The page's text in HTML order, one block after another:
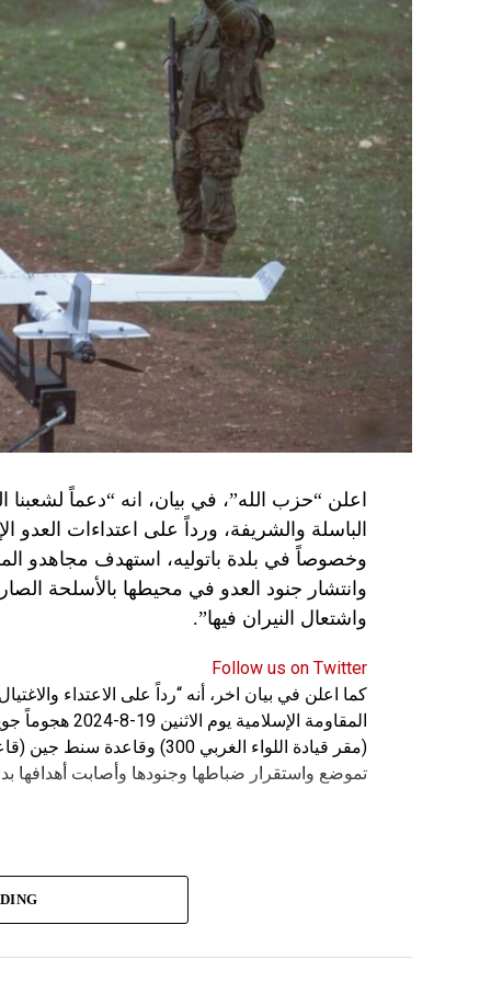
اعلن “حزب الله”، في بيان، انه “دعماً
الباسلة ‌‏‌‏‌والشريفة، ورداً على اعتداءات العدو
وانتشار جنود العدو في محيطها بالأسلحة
واشتعال النيران فيها”.
Follow us on Twitter
كما اعلن في بيان اخر، أنه “رداً على الاعتداء
المقاومة
(مقر قيادة اللواء الغربي
تموضع واستقرار ضباطها وجنودها وأصابت أهدافها